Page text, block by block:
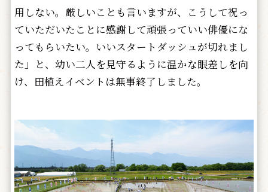
用しない。厳しいことも言いますが、こうして祝っ
ていただいたことに感謝して頑張っていい俳優にな
ってもらいたい。いいスタートダッシュが切れまし
た」と、幼い二人を見守るように温かな眼差しを向
け、田植えイベントは無事終了しました。